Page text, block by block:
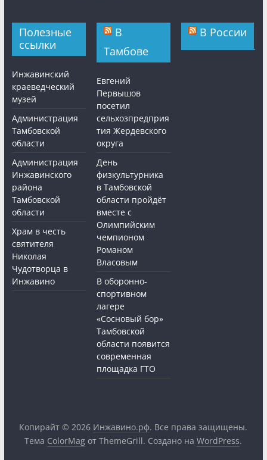
Полезные
ссылки
Инжавинский
краеведческий
музей
Администрация
Тамбовской
области
Администрация
Инжавинского
района
Тамбовской
области
Храм в честь
святителя
Николая
Чудотворца в
Инжавино
В
Тамбове
Евгений
Первышов
посетил
сельхозпредприя
тия Жердевского
округа
День
физкультурника
в Тамбовской
области пройдёт
вместе с
Олимпийским
чемпионом
Романом
Власовым
В оборонно-
спортивном
лагере
«Сосновый бор»
Тамбовской
области появится
современная
площадка ГТО
В России
Копирайт © 2026 Инжавино.рф. Все права защищены.
Тема ColorMag от ThemeGrill. Создано наWordPress.